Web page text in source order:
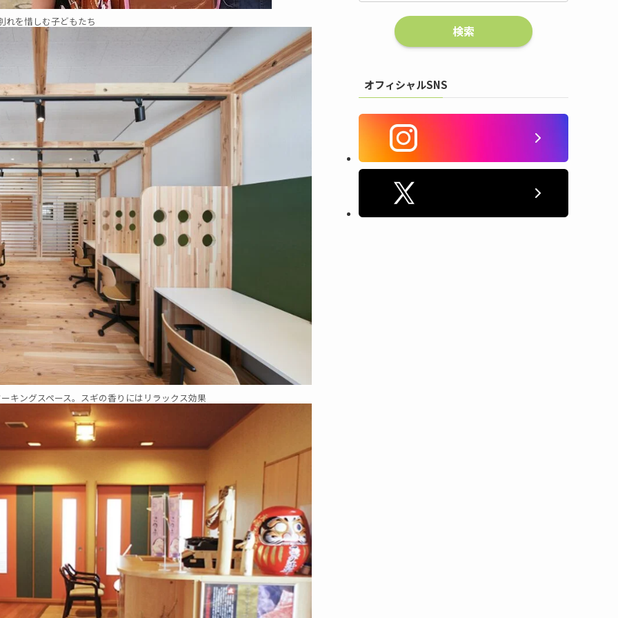
れを惜しむ子どもたち
キングスペース。スギの香りにはリラックス効果
オフィシャルSNS